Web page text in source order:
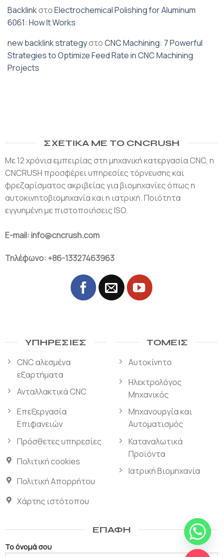
BacklinkστοElectrochemical Polishing for Aluminum
6061: How It Works
new backlink strategyστοCNC Machining: 7 Powerful
Strategies to Optimize Feed Rate in CNC Machining
Projects
ΣΧΕΤΙΚΆ ΜΕ ΤΟ CNCRUSH
Με 12 χρόνια εμπειρίας στη μηχανική κατεργασία CNC, η
CNCRUSH προσφέρει υπηρεσίες τόρνευσης και
φρεζαρίσματος ακριβείας για βιομηχανίες όπως η
αυτοκινητοβιομηχανία και η ιατρική. Ποιότητα
εγγυημένη με πιστοποιήσεις ISO.
E-mail: info@cncrush.com
Τηλέφωνο: +86-13327463963
ΥΠΗΡΕΣΊΕΣ
CNC αλεσμένα
εξαρτήματα
Ανταλλακτικά CNC
Επεξεργασία
Επιφανειών
Πρόσθετες υπηρεσίες
Πολιτική cookies
Πολιτική Απορρήτου
Χάρτης ιστότοπου
ΤΟΜΕΊΣ
Αυτοκίνητο
Ηλεκτρολόγος
Μηχανικός
Μηχανουργία και
Αυτοματισμός
Καταναλωτικά
Προϊόντα
Ιατρική Βιομηχανία
ΕΠΑΦΉ
Το όνομά σου
ΣΥΝΟΜΙΛΊΑΣ